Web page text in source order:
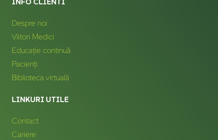
Despre noi
Viitori Medici
Educație continuă
Pacienți
Biblioteca virtuală
LINKURI UTILE
Contact
Cariere